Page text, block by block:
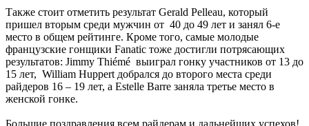
Также стоит отметить результат Gerald Pelleau, который
пришел вторым среди мужчин от 40 до 49 лет и занял 6-е
место в общем рейтинге. Кроме того, самые молодые
французские гонщики Fanatic тоже достигли потрясающих
результатов: Jimmy Thiémé выиграл гонку участников от 13 до
15 лет, William Huppert добрался до второго места среди
райдеров 16 – 19 лет, а Estelle Barre заняла третье место в
женской гонке.